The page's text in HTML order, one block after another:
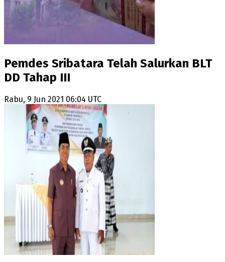
Pemdes Sribatara Telah Salurkan BLT
DD Tahap III
Rabu, 9 Jun 2021 06:04 UTC